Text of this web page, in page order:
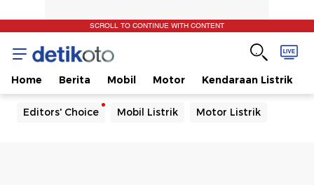
SCROLL TO CONTINUE WITH CONTENT
Home Berita Mobil Motor Kendaraan Listrik
Editors' Choice Mobil Listrik Motor Listrik